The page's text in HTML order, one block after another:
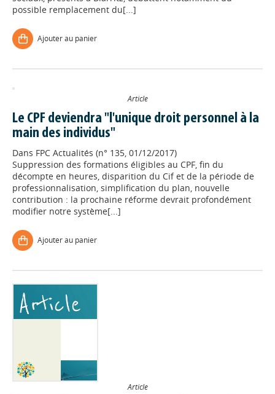
possible remplacement du[...]
Ajouter au panier
Article
Le CPF deviendra "l'unique droit personnel à la
main des individus"
Dans FPC Actualités (n° 135, 01/12/2017)
Suppression des formations éligibles au CPF, fin du
décompte en heures, disparition du Cif et de la période de
professionnalisation, simplification du plan, nouvelle
contribution : la prochaine réforme devrait profondément
modifier notre système[...]
Ajouter au panier
Article